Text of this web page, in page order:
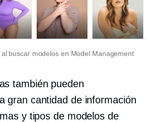
buscar modelos en Model Management
también pueden
gran cantidad de información
y tipos de modelos de